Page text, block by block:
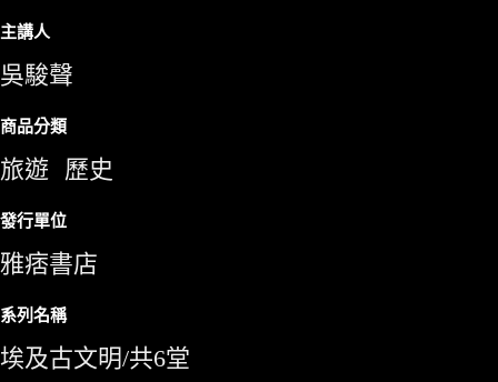
主講人
吳駿聲
商品分類
旅遊 歷史
發行單位
雅痞書店
系列名稱
埃及古文明/共6堂